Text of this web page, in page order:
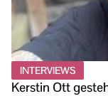
INTERVIEWS
Kerstin Ott